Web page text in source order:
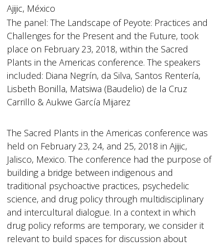
Ajijic, México
The panel: The Landscape of Peyote: Practices and
Challenges for the Present and the Future, took
place on February 23, 2018, within the Sacred
Plants in the Americas conference. The speakers
included: Diana Negrín, da Silva, Santos Rentería,
Lisbeth Bonilla, Matsiwa (Baudelio) de la Cruz
Carrillo & Aukwe García Mijarez
The Sacred Plants in the Americas conference was
held on February 23, 24, and 25, 2018 in Ajijic,
Jalisco, Mexico. The conference had the purpose of
building a bridge between indigenous and
traditional psychoactive practices, psychedelic
science, and drug policy through multidisciplinary
and intercultural dialogue. In a context in which
drug policy reforms are temporary, we consider it
relevant to build spaces for discussion about